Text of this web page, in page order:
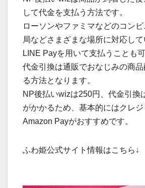
して代金を支払う方法です。
ローソンやファミマなどのコン
局などさまざまな場所に対応して
LINE Payを用いて支払うことも可
代金引換は通販でおなじみの商
る方法となります。
NP後払いwizは250円、代金引換
がかかるため、基本的にはクレ
Amazon Payがおすすめです。
ふわ姫公式サイト情報はこちら↓